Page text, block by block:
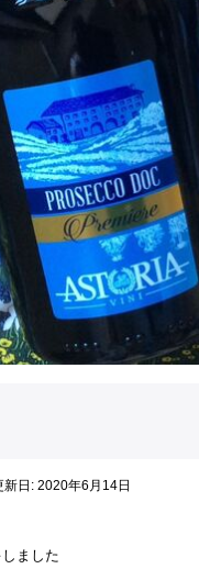
新日: 2020年6月14日
ました